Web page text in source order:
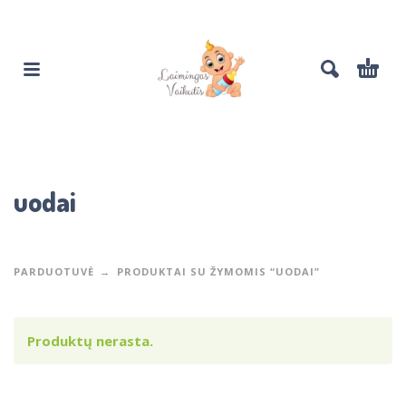
uodai
PARDUOTUVĖ PRODUKTAI SU ŽYMOMIS “UODAI”
Produktų nerasta.